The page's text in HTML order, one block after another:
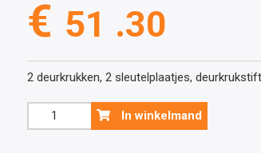
€ 51 .30
2 deurkrukken, 2 sleutelplaatjes,
Yellow
In winkelmand